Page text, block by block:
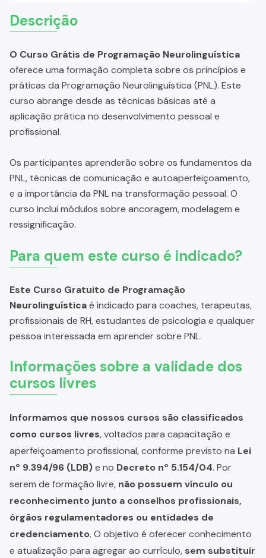
Descrição
O Curso Grátis de Programação Neurolinguística
oferece uma formação completa sobre os princípios e
práticas da Programação Neurolinguística (PNL). Este
curso abrange desde as técnicas básicas até a
aplicação prática no desenvolvimento pessoal e
profissional.
Os participantes aprenderão sobre os fundamentos da
PNL, técnicas de comunicação e autoaperfeiçoamento,
e a importância da PNL na transformação pessoal. O
curso inclui módulos sobre ancoragem, modelagem e
ressignificação.
Para quem este curso é indicado?
Este Curso Gratuito de Programação
Neurolinguísticaé indicado para coaches, terapeutas,
profissionais de RH, estudantes de psicologia e qualquer
pessoa interessada em aprender sobre PNL.
Informações sobre a validade dos
cursos livres
Informamos que nossos cursos são classificados
como cursos livres, voltados para capacitação e
aperfeiçoamento profissional, conforme previsto na Lei
nº 9.394/96 (LDB)e no Decreto nº 5.154/04. Por
serem de formação livre, não possuem vínculo ou
reconhecimento junto a conselhos profissionais,
órgãos regulamentadores ou entidades de
credenciamento. O objetivo é oferecer conhecimento
e atualização para agregar ao currículo, sem substituir